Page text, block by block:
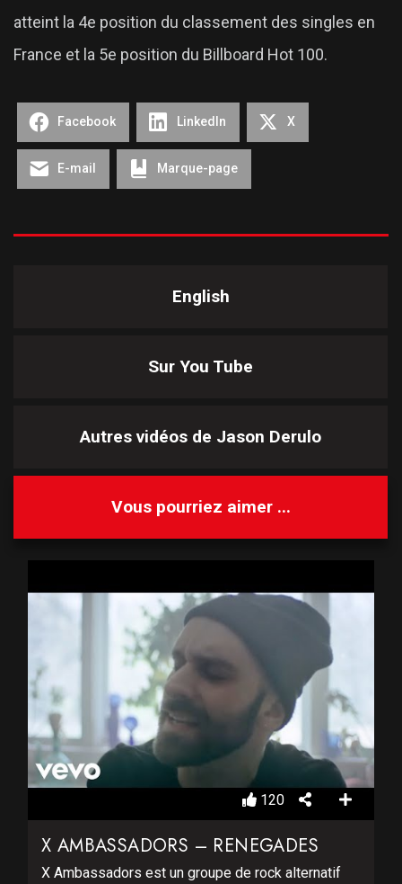
atteint la 4e position du classement des singles en
France et la 5e position du Billboard Hot 100.
Facebook LinkedIn X
E-mail Marque-page
English
Sur You Tube
Autres vidéos de Jason Derulo
Vous pourriez aimer ...
120
X AMBASSADORS – RENEGADES
X Ambassadors est un groupe de rock alternatif